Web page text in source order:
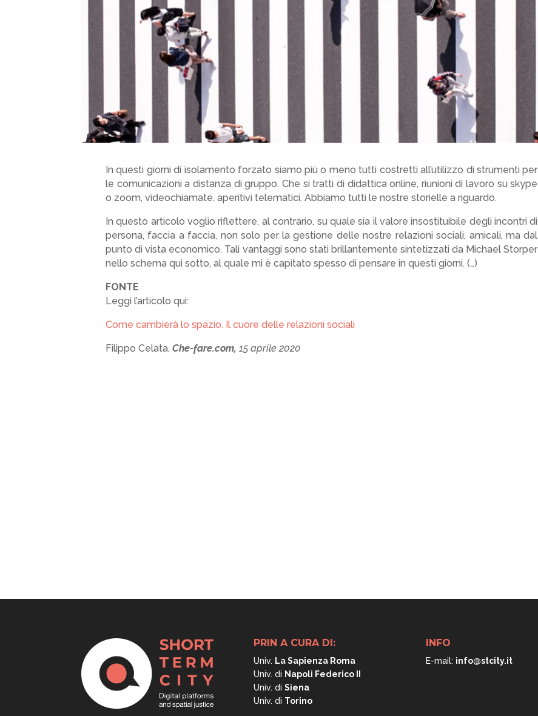
In questi giorni di isolamento forzato siamo più o meno tutti costretti all’utilizzo di strumenti per
le comunicazioni a distanza di gruppo. Che si tratti di didattica online, riunioni di lavoro su skype
o zoom, videochiamate, aperitivi telematici. Abbiamo tutti le nostre storielle a riguardo.
In questo articolo voglio riflettere, al contrario, su quale sia il valore insostituibile degli incontri di
persona, faccia a faccia, non solo per la gestione delle nostre relazioni sociali, amicali, ma dal
punto di vista economico. Tali vantaggi sono stati brillantemente sintetizzati da Michael Storper
nello schema qui sotto, al quale mi è capitato spesso di pensare in questi giorni. (…)
FONTE
Leggi l’articolo qui:
Come cambierà lo spazio. Il cuore delle relazioni sociali
Filippo Celata, Che-fare.com, 15 aprile 2020
PRIN A CURA DI:
Univ. La Sapienza Roma
Univ. di Napoli Federico II
Univ. di Siena
Univ. di Torino
INFO
E-mail: info@stcity.it